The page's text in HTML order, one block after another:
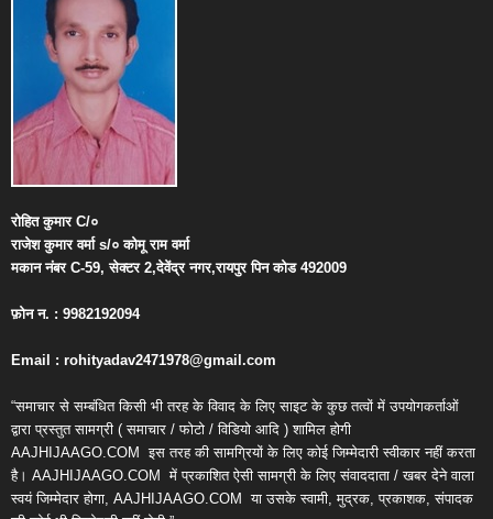
रोहित कुमारC/०
राजेश कुमार वर्माs/० कोमू राम वर्मा
मकान नंबरC-59,सेक्टर2,देवेंद्र नगर,रायपुर पिन कोड492009
फ़ोन न. : 9982192094
Email : rohityadav2471978@gmail.com
“समाचार से सम्बंधित किसी भी तरह के विवाद के लिए साइट के कुछ तत्वों में उपयोगकर्ताओं
द्वारा प्रस्तुत सामग्री ( समाचार / फोटो / विडियो आदि ) शामिल होगी
AAJHIJAAGO.COM इस तरह की सामग्रियों के लिए कोई जिम्मेदारी स्वीकार नहीं करता
है। AAJHIJAAGO.COM में प्रकाशित ऐसी सामग्री के लिए संवाददाता / खबर देने वाला
स्वयं जिम्मेदार होगा, AAJHIJAAGO.COM
या उसके स्वामी, मुद्रक, प्रकाशक, संपादक